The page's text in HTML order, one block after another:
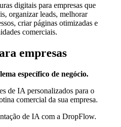
digitais para empresas que
organizar leads, melhorar
criar páginas otimizadas e
comerciais.
empresas
específico de negócio.
de IA personalizados para o
comercial da sua empresa.
de IA com a DropFlow.